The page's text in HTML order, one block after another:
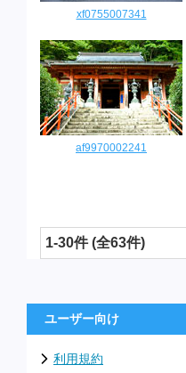
xf0755007341
af9970002241
1-30件 (全63件)
ユーザー向け
利用規約